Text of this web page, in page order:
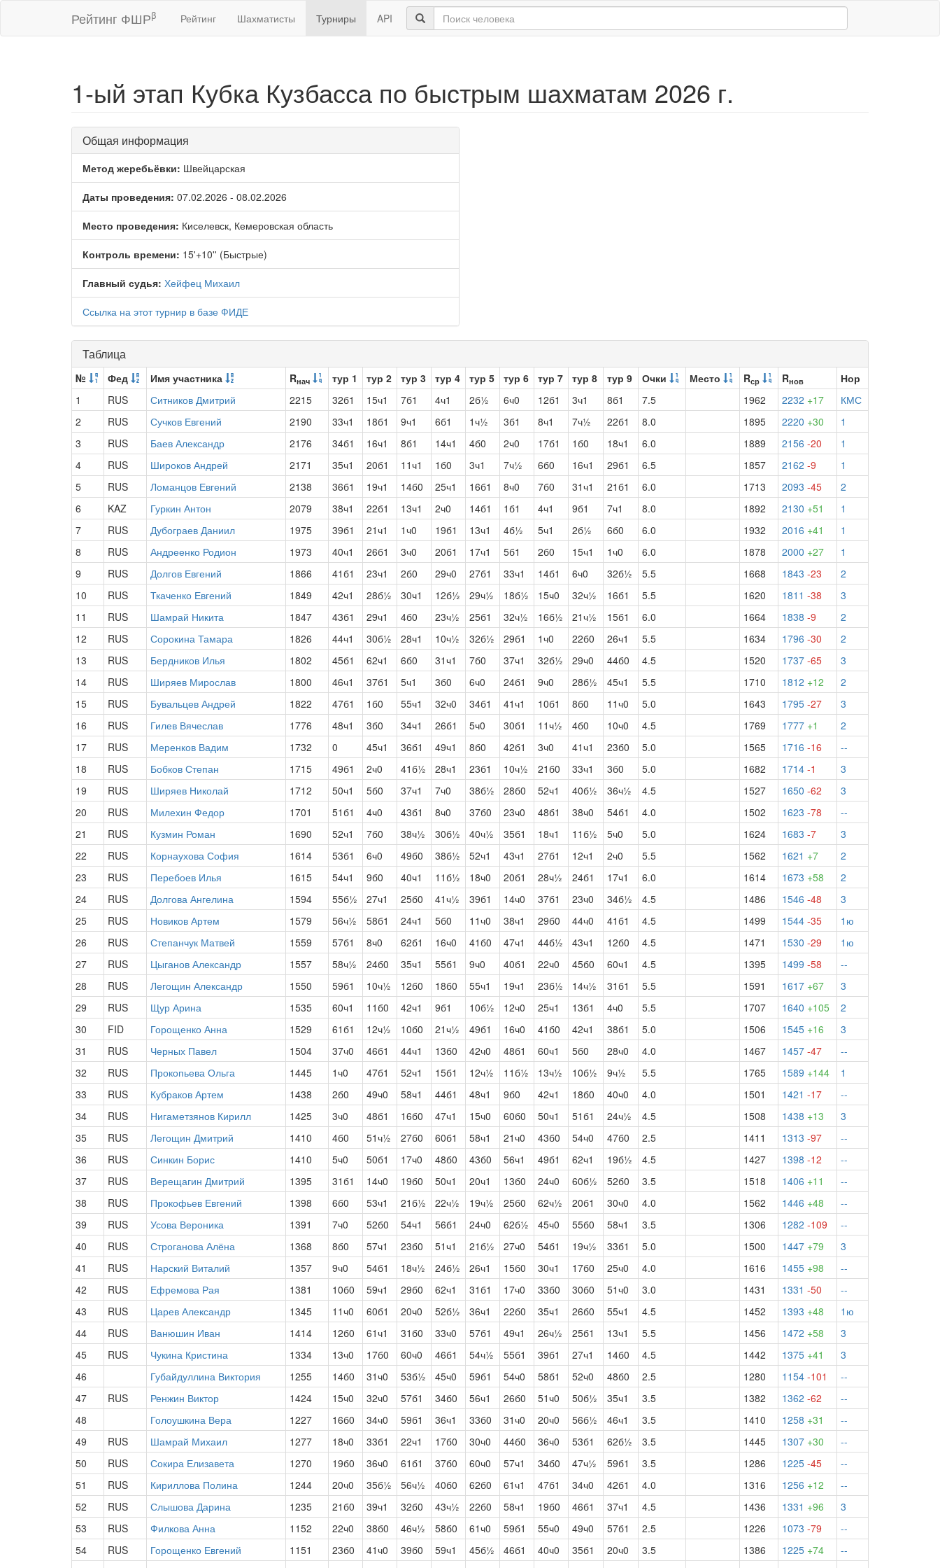
Рейтинг ФШРβ Рейтинг Шахматисты Турниры API
1-ый этап Кубка Кузбасса по быстрым шахматам 2026 г.
Общая информация
Метод жеребьёвки: Швейцарская
Даты проведения: 07.02.2026 - 08.02.2026
Место проведения: Киселевск, Кемеровская область
Контроль времени: 15'+10'' (Быстрые)
Главный судья: Хейфец Михаил
Ссылка на этот турнир в базе ФИДЕ
Таблица
№ Фед Имя участника Rнач тур 1 тур 2 тур 3 тур 4 тур 5 тур 6 тур 7 тур 8 тур 9 Очки Место Rср Rнов
Нор
1
RUS Ситников Дмитрий 2215 32б1 15ч1 7б1 4ч1 2б½ 6ч0 12б1 3ч1 8б1 7.5 1962 2232 +17
КМС
2
RUS Сучков Евгений 2190 33ч1 18б1 9ч1 6б1 1ч½ 3б1 8ч1 7ч½ 22б1 8.0 1895 2220 +30
1
3
RUS Баев Александр 2176 34б1 16ч1 8б1 14ч1 4б0 2ч0 17б1 1б0 18ч1 6.0 1889 2156 -20
1
4
RUS Широков Андрей 2171 35ч1 20б1 11ч1 1б0 3ч1 7ч½ 6б0 16ч1 29б1 6.5 1857 2162 -9
1
5
RUS Ломанцов Евгений 2138 36б1 19ч1 14б0 25ч1 16б1 8ч0 7б0 31ч1 21б1 6.0 1713 2093 -45
2
6
KAZ Гуркин Антон 2079 38ч1 22б1 13ч1 2ч0 14б1 1б1 4ч1 9б1 7ч1 8.0 1892 2130 +51
1
7
RUS Дубограев Даниил 1975 39б1 21ч1 1ч0 19б1 13ч1 4б½ 5ч1 2б½ 6б0 6.0 1932 2016 +41
1
8
RUS Андреенко Родион 1973 40ч1 26б1 3ч0 20б1 17ч1 5б1 2б0 15ч1 1ч0 6.0 1878 2000 +27
1
9
RUS Долгов Евгений 1866 41б1 23ч1 2б0 29ч0 27б1 33ч1 14б1 6ч0 32б½ 5.5 1668 1843 -23
2
10
RUS Ткаченко Евгений 1849 42ч1 28б½ 30ч1 12б½ 29ч½ 18б½ 15ч0 32ч½ 16б1 5.5 1620 1811 -38
3
11
RUS Шамрай Никита 1847 43б1 29ч1 4б0 23ч½ 25б1 32ч½ 16б½ 21ч½ 15б1 6.0 1664 1838 -9
2
12
RUS Сорокина Тамара 1826 44ч1 30б½ 28ч1 10ч½ 32б½ 29б1 1ч0 22б0 26ч1 5.5 1634 1796 -30
2
13
RUS Бердников Илья 1802 45б1 62ч1 6б0 31ч1 7б0 37ч1 32б½ 29ч0 44б0 4.5 1520 1737 -65
3
14
RUS Ширяев Мирослав 1800 46ч1 37б1 5ч1 3б0 6ч0 24б1 9ч0 28б½ 45ч1 5.5 1710 1812 +12
2
15
RUS Бувальцев Андрей 1822 47б1 1б0 55ч1 32ч0 34б1 41ч1 10б1 8б0 11ч0 5.0 1643 1795 -27
3
16
RUS Гилев Вячеслав 1776 48ч1 3б0 34ч1 26б1 5ч0 30б1 11ч½ 4б0 10ч0 4.5 1769 1777 +1
2
17
RUS Меренков Вадим 1732 0 45ч1 36б1 49ч1 8б0 42б1 3ч0 41ч1 23б0 5.0 1565 1716 -16
--
18
RUS Бобков Степан 1715 49б1 2ч0 41б½ 28ч1 23б1 10ч½ 21б0 33ч1 3б0 5.0 1682 1714 -1
3
19
RUS Ширяев Николай 1712 50ч1 5б0 37ч1 7ч0 38б½ 28б0 52ч1 40б½ 36ч½ 4.5 1527 1650 -62
3
20
RUS Милехин Федор 1701 51б1 4ч0 43б1 8ч0 37б0 23ч0 48б1 38ч0 54б1 4.0 1502 1623 -78
--
21
RUS Кузмин Роман 1690 52ч1 7б0 38ч½ 30б½ 40ч½ 35б1 18ч1 11б½ 5ч0 5.0 1624 1683 -7
3
22
RUS Корнаухова София 1614 53б1 6ч0 49б0 38б½ 52ч1 43ч1 27б1 12ч1 2ч0 5.5 1562 1621 +7
2
23
RUS Перебоев Илья 1615 54ч1 9б0 40ч1 11б½ 18ч0 20б1 28ч½ 24б1 17ч1 6.0 1614 1673 +58
2
24
RUS Долгова Ангелина 1594 55б½ 27ч1 25б0 41ч½ 39б1 14ч0 37б1 23ч0 34б½ 4.5 1486 1546 -48
3
25
RUS Новиков Артем 1579 56ч½ 58б1 24ч1 5б0 11ч0 38ч1 29б0 44ч0 41б1 4.5 1499 1544 -35
1ю
26
RUS Степанчук Матвей 1559 57б1 8ч0 62б1 16ч0 41б0 47ч1 44б½ 43ч1 12б0 4.5 1471 1530 -29
1ю
27
RUS Цыганов Александр 1557 58ч½ 24б0 35ч1 55б1 9ч0 40б1 22ч0 45б0 60ч1 4.5 1395 1499 -58
--
28
RUS Легощин Александр 1550 59б1 10ч½ 12б0 18б0 55ч1 19ч1 23б½ 14ч½ 31б1 5.5 1591 1617 +67
3
29
RUS Щур Арина 1535 60ч1 11б0 42ч1 9б1 10б½ 12ч0 25ч1 13б1 4ч0 5.5 1707 1640 +105
2
30
FID Горощенко Анна 1529 61б1 12ч½ 10б0 21ч½ 49б1 16ч0 41б0 42ч1 38б1 5.0 1506 1545 +16
3
31
RUS Черных Павел 1504 37ч0 46б1 44ч1 13б0 42ч0 48б1 60ч1 5б0 28ч0 4.0 1467 1457 -47
--
32
RUS Прокопьева Ольга 1445 1ч0 47б1 52ч1 15б1 12ч½ 11б½ 13ч½ 10б½ 9ч½ 5.5 1765 1589 +144
1
33
RUS Кубраков Артем 1438 2б0 49ч0 58ч1 44б1 48ч1 9б0 42ч1 18б0 40ч0 4.0 1501 1421 -17
--
34
RUS Нигаметзянов Кирилл 1425 3ч0 48б1 16б0 47ч1 15ч0 60б0 50ч1 51б1 24ч½ 4.5 1508 1438 +13
3
35
RUS Легощин Дмитрий 1410 4б0 51ч½ 27б0 60б1 58ч1 21ч0 43б0 54ч0 47б0 2.5 1411 1313 -97
--
36
RUS Синкин Борис 1410 5ч0 50б1 17ч0 48б0 43б0 56ч1 49б1 62ч1 19б½ 4.5 1427 1398 -12
--
37
RUS Верещагин Дмитрий 1395 31б1 14ч0 19б0 50ч1 20ч1 13б0 24ч0 60б½ 52б0 3.5 1518 1406 +11
--
38
RUS Прокофьев Евгений 1398 6б0 53ч1 21б½ 22ч½ 19ч½ 25б0 62ч½ 20б1 30ч0 4.0 1562 1446 +48
--
39
RUS Усова Вероника 1391 7ч0 52б0 54ч1 56б1 24ч0 62б½ 45ч0 55б0 58ч1 3.5 1306 1282 -109
--
40
RUS Строганова Алёна 1368 8б0 57ч1 23б0 51ч1 21б½ 27ч0 54б1 19ч½ 33б1 5.0 1500 1447 +79
3
41
RUS Нарский Виталий 1357 9ч0 54б1 18ч½ 24б½ 26ч1 15б0 30ч1 17б0 25ч0 4.0 1616 1455 +98
--
42
RUS Ефремова Рая 1381 10б0 59ч1 29б0 62ч1 31б1 17ч0 33б0 30б0 51ч0 3.0 1431 1331 -50
--
43
RUS Царев Александр 1345 11ч0 60б1 20ч0 52б½ 36ч1 22б0 35ч1 26б0 55ч1 4.5 1452 1393 +48
1ю
44
RUS Ванюшин Иван 1414 12б0 61ч1 31б0 33ч0 57б1 49ч1 26ч½ 25б1 13ч1 5.5 1456 1472 +58
3
45
RUS Чукина Кристина 1334 13ч0 17б0 60ч0 46б1 54ч½ 55б1 39б1 27ч1 14б0 4.5 1442 1375 +41
3
46
Губайдуллина Виктория 1255 14б0 31ч0 53б½ 45ч0 59б1 54ч0 58б1 52ч0 48б0 2.5 1280 1154 -101
--
47
RUS Ренжин Виктор 1424 15ч0 32ч0 57б1 34б0 56ч1 26б0 51ч0 50б½ 35ч1 3.5 1382 1362 -62
--
48
Голоушкина Вера 1227 16б0 34ч0 59б1 36ч1 33б0 31ч0 20ч0 56б½ 46ч1 3.5 1410 1258 +31
--
49
RUS Шамрай Михаил 1277 18ч0 33б1 22ч1 17б0 30ч0 44б0 36ч0 53б1 62б½ 3.5 1445 1307 +30
--
50
RUS Сокира Елизавета 1270 19б0 36ч0 61б1 37б0 60ч0 57ч1 34б0 47ч½ 59б1 3.5 1286 1225 -45
--
51
RUS Кириллова Полина 1244 20ч0 35б½ 56ч½ 40б0 62б0 61ч1 47б1 34ч0 42б1 4.0 1316 1256 +12
--
52
RUS Слышова Дарина 1235 21б0 39ч1 32б0 43ч½ 22б0 58ч1 19б0 46б1 37ч1 4.5 1436 1331 +96
3
53
RUS Филкова Анна 1152 22ч0 38б0 46ч½ 58б0 61ч0 59б1 55ч0 49ч0 57б1 2.5 1226 1073 -79
--
54
RUS Горощенко Евгений 1151 23б0 41ч0 39б0 59ч1 45б½ 46б1 40ч0 35б1 20ч0 3.5 1386 1225 +74
--